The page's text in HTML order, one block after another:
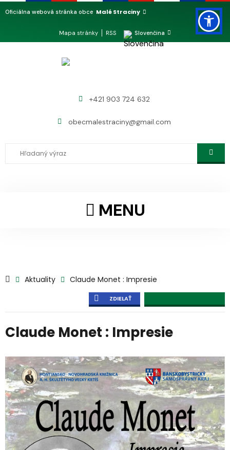
Oficiálna webová stránka obce Malé Straciny
Mapa stránky RSS Slovenčina
+421 903 724 632
obecmalestraciny@gmail.com
MENU
Aktuality Claude Monet : Impresie
ZDIELAŤ
Claude Monet : Impresie